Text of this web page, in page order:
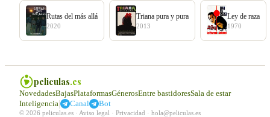
Rutas del más allá
2020
Triana pura y pura
2013
Ley de raza
1970
peliculas.es
NovedadesBajasPlataformasGénerosEntre bastidoresSala de estar
Inteligencia| Canal Bot
© 2026 peliculas.es · Aviso legal · Privacidad · hola@peliculas.es